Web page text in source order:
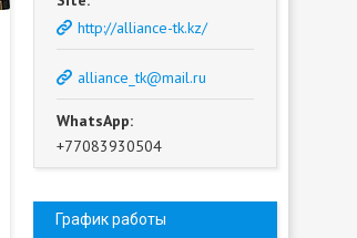
http://alliance-tk.kz/
alliance_tk@mail.ru
+77083930504
График работы